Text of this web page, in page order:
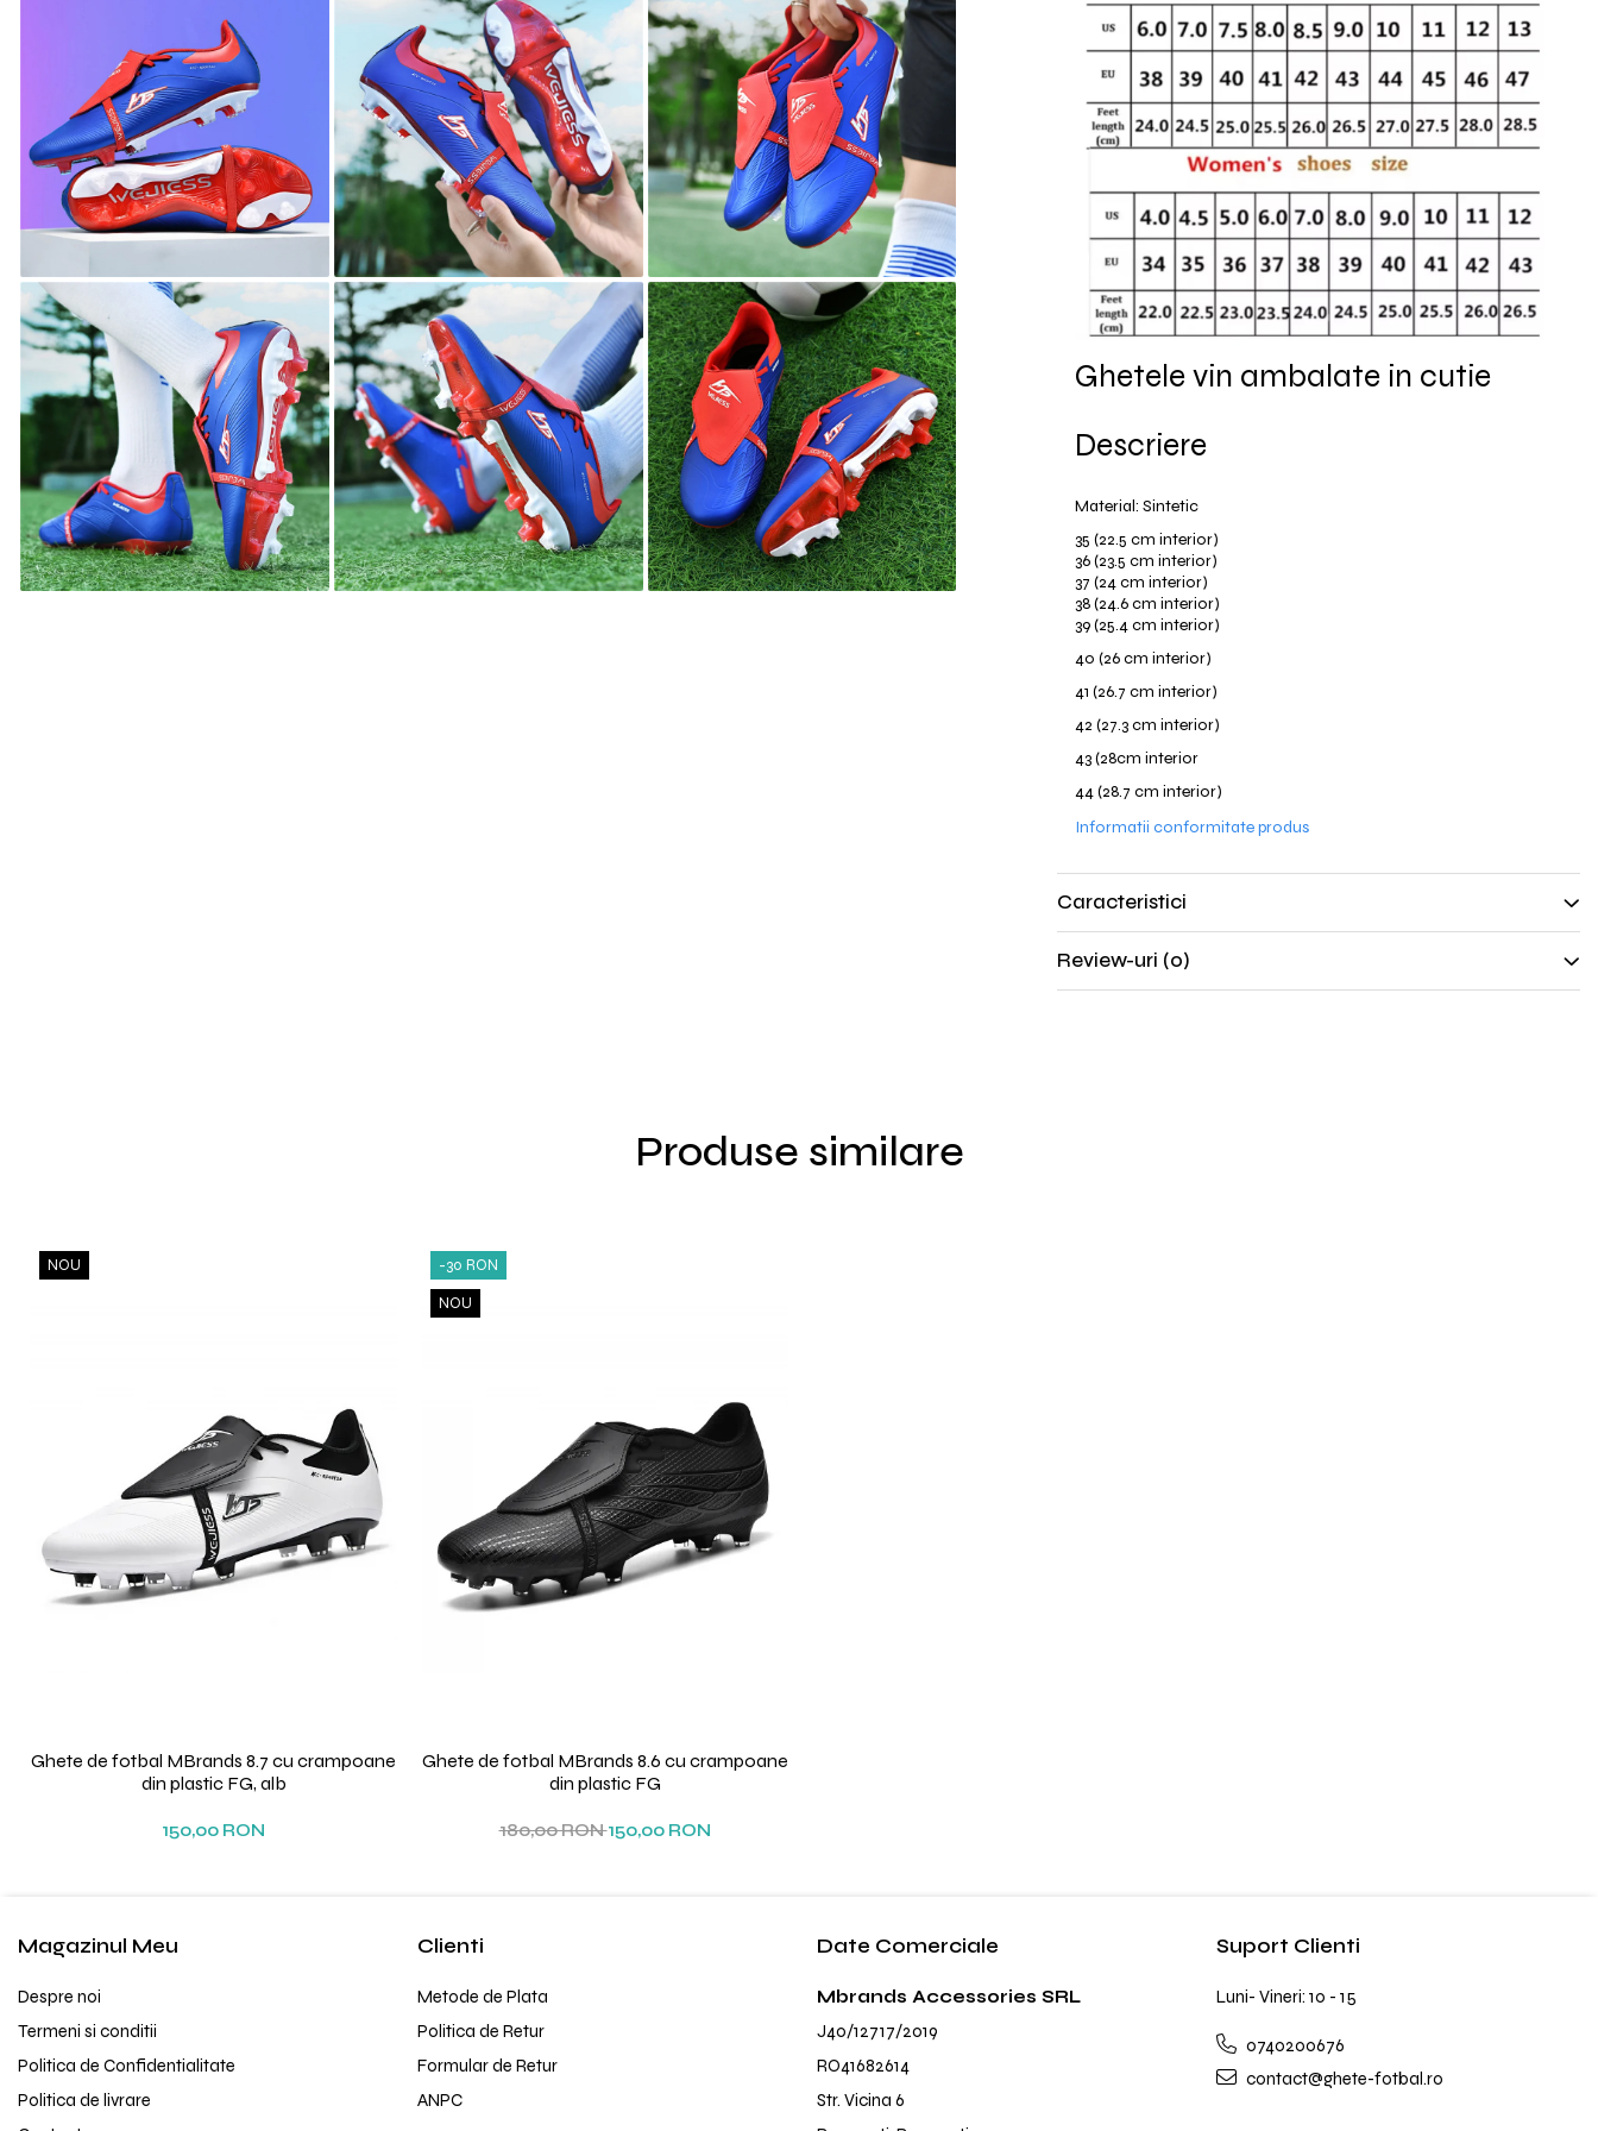
Ghetele vin ambalate in cutie
Descriere
Material: Sintetic
35 (22.5 cm interior)
36 (23.5 cm interior)
37 (24 cm interior)
38 (24.6 cm interior)
39 (25.4 cm interior)
40 (26 cm interior)
41 (26.7 cm interior)
42 (27.3 cm interior)
43 (28cm interior
44 (28.7 cm interior)
Informatii conformitate produs
Caracteristici
Review-uri (0)
Produse similare
NOU
Ghete de fotbal MBrands 8.7 cu crampoane
din plastic FG, alb
150,00 RON
-30 RON
NOU
Ghete de fotbal MBrands 8.6 cu crampoane
din plastic FG
180,00 RON150,00 RON
Magazinul Meu
Despre noi
Termeni si conditii
Politica de Confidentialitate
Politica de livrare
Clienti
Metode de Plata
Politica de Retur
Formular de Retur
ANPC
Date Comerciale
Mbrands Accessories SRL
J40/12717/2019
RO41682614
Str. Vicina 6
Suport Clienti
Luni- Vineri: 10 - 15
0740200676
contact@ghete-fotbal.ro